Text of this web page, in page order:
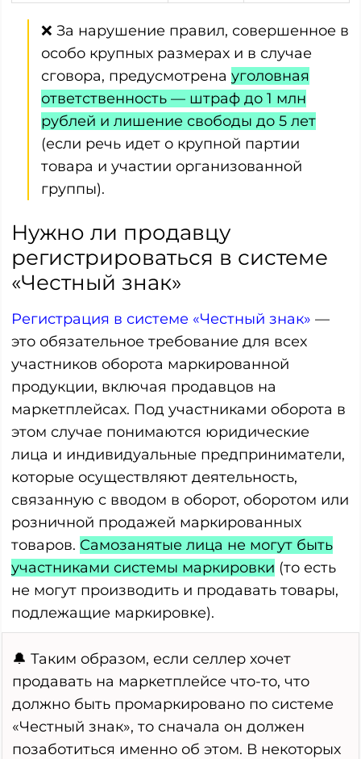
❌ За нарушение правил, совершенное в
особо крупных размерах и в случае
сговора, предусмотрена уголовная
ответственность — штраф до 1 млн
рублей и лишение свободы до 5 лет
(если речь идет о крупной партии
товара и участии организованной
группы).
Нужно ли продавцу
регистрироваться в системе
«Честный знак»
Регистрация в системе «Честный знак» —
это обязательное требование для всех
участников оборота маркированной
продукции, включая продавцов на
маркетплейсах. Под участниками оборота в
этом случае понимаются юридические
лица и индивидуальные предприниматели,
которые осуществляют деятельность,
связанную с вводом в оборот, оборотом или
розничной продажей маркированных
товаров. Самозанятые лица не могут быть
участниками системы маркировки (то есть
не могут производить и продавать товары,
подлежащие маркировке).
🔔 Таким образом, если селлер хочет
продавать на маркетплейсе что-то, что
должно быть промаркировано по системе
«Честный знак», то сначала он должен
позаботиться именно об этом. В некоторых